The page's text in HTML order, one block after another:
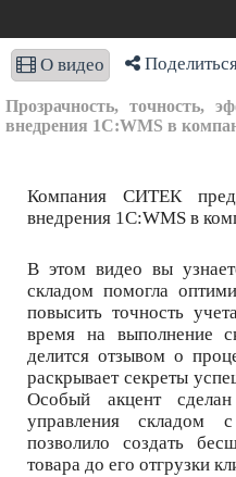
О видео
Прозрачность, точность,
внедрения 1С:WMS в
Компания СИТЕК
внедрения 1С:WMS в
В этом видео вы
складом помогла
повысить точность
время на выполнение
делится отзывом о
раскрывает секреты
Особый акцент
управления складом
позволило создать
товара до его отгрузки